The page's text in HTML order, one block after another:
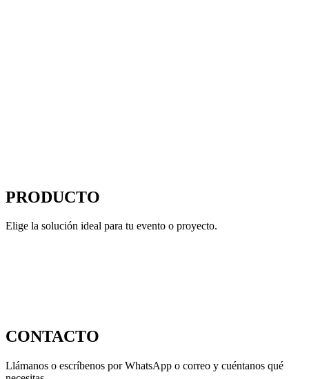
PRODUC​TO
Elige la solución ideal para tu evento o proyecto.
CONTACTO
Llámanos o escríbenos por WhatsApp o correo y cuéntanos qué